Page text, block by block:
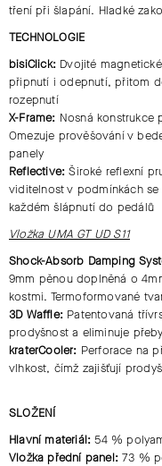
tření při šlapání. Hladké
TECHNOLOGIE
bisiClick: Dvojité
připnutí i odepnutí, přitom
rozepnutí
X-Frame: Nosná konstrukce
Omezuje prověšování v
panely
Reflective: Široké reflexní
viditelnost v podmínkách
každém šlápnutí do pedálů
Vložka UMA GT UD S11
Shock-Absorb Damping
9mm pěnou doplněná o
kostmi. Termoformované
3D Waffle: Patentovaná
prodyšnost a eliminuje
kraterCooler: Perforace na
vlhkost, čímž zajišťují
SLOŽENÍ
Hlavní materiál: 54 %
Vložka přední panel: 73 %